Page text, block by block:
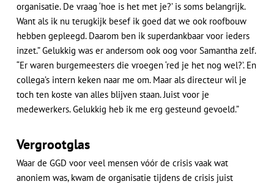
organisatie. De vraag ‘hoe is het met je?’ is soms belangrijk.
Want als ik nu terugkijk besef ik goed dat we ook roofbouw
hebben gepleegd. Daarom ben ik superdankbaar voor ieders
inzet.” Gelukkig was er andersom ook oog voor Samantha zelf.
“Er waren burgemeesters die vroegen ‘red je het nog wel?’. En
collega’s intern keken naar me om. Maar als directeur wil je
toch ten koste van alles blijven staan. Juist voor je
medewerkers. Gelukkig heb ik me erg gesteund gevoeld.”
Vergrootglas
Waar de GGD voor veel mensen vóór de crisis vaak wat
anoniem was, kwam de organisatie tijdens de crisis juist